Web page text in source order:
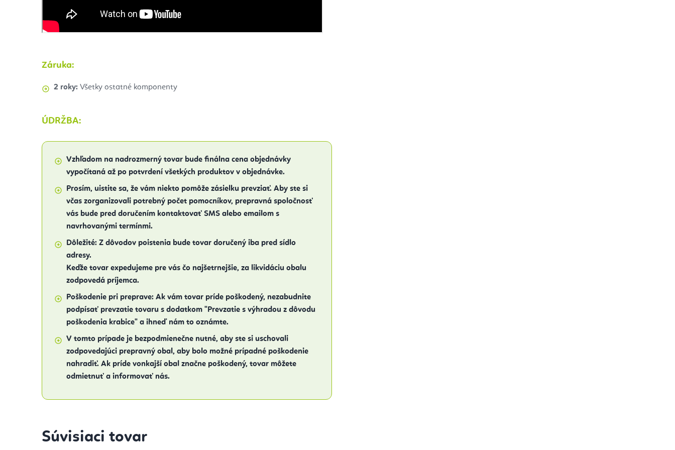
Záruka:
2 roky: Všetky ostatné komponenty
ÚDRŽBA:
Vzhľadom na nadrozmerný tovar bude finálna cena objednávky
vypočítaná až po potvrdení všetkých produktov v objednávke.
Prosím, uistite sa, že vám niekto pomôže zásielku prevziať. Aby ste si
včas zorganizovali potrebný počet pomocníkov, prepravná spoločnosť
vás bude pred doručením kontaktovať SMS alebo emailom s
navrhovanými termínmi.
Dôležité: Z dôvodov poistenia bude tovar doručený iba pred sídlo
adresy.
Keďže tovar expedujeme pre vás čo najšetrnejšie, za likvidáciu obalu
zodpovedá príjemca.
Poškodenie pri preprave: Ak vám tovar príde poškodený, nezabudnite
podpísať prevzatie tovaru s dodatkom "Prevzatie s výhradou z dôvodu
poškodenia krabice" a ihneď nám to oznámte.
V tomto prípade je bezpodmienečne nutné, aby ste si uschovali
zodpovedajúci prepravný obal, aby bolo možné prípadné poškodenie
nahradiť. Ak príde vonkajší obal značne poškodený, tovar môžete
odmietnuť a informovať nás.
Súvisiaci tovar